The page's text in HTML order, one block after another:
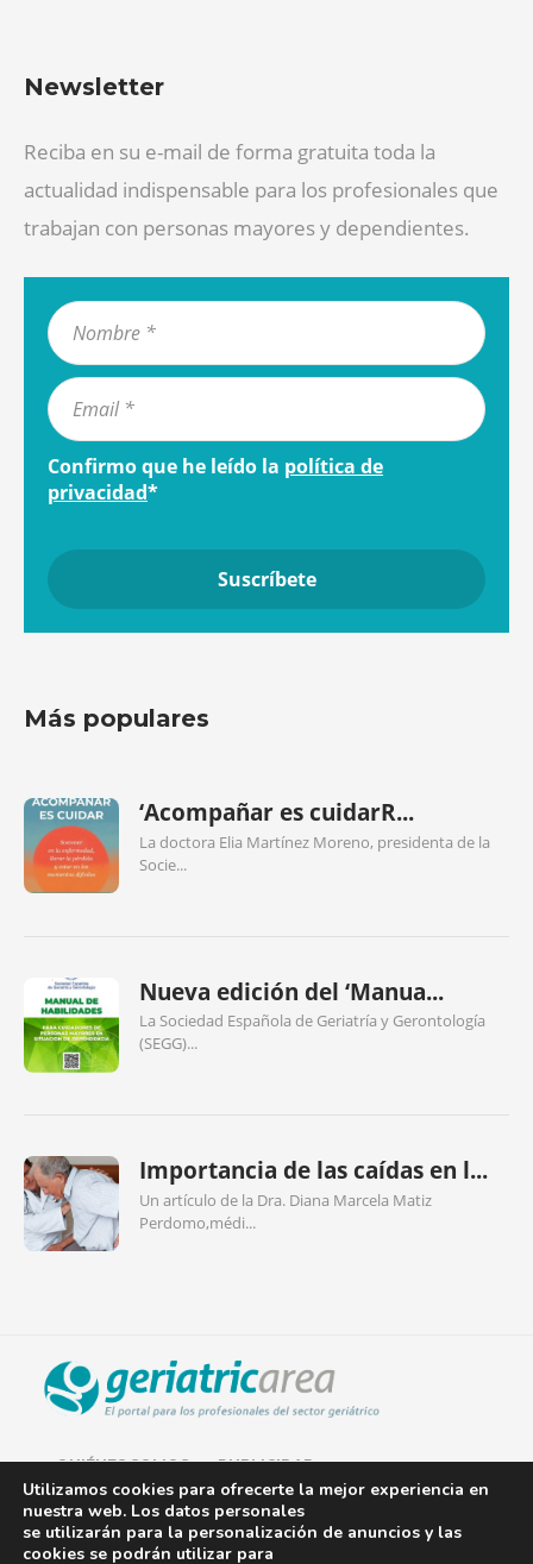
Newsletter
Reciba en su e-mail de forma gratuita toda la
actualidad indispensable para los profesionales que
trabajan con personas mayores y dependientes.
Confirmo que he leído la política de
privacidad*
Más populares
‘Acompañar es cuidarR...
La doctora Elia Martínez Moreno, presidenta de la
Socie...
Nueva edición del ‘Manua...
La Sociedad Española de Geriatría y Gerontología
(SEGG)...
Importancia de las caídas en l...
Un artículo de la Dra. Diana Marcela Matiz
Perdomo,médi...
QUIÉNES SOMOS PUBLICIDAD
AVISO LEGAL
POLÍTICA DE COOKIES
Utilizamos cookies para ofrecerte la mejor experiencia en
nuestra web. Los datos personales
se utilizarán para la personalización de anuncios y las
cookies se podrán utilizar para